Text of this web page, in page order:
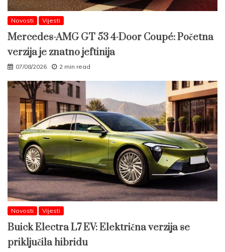
Novosti Vijesti
Mercedes-AMG GT 53 4-Door Coupé: Početna
verzija je znatno jeftinija
07/08/2026 2 min read
Novosti Vijesti
Buick Electra L7 EV: Električna verzija se
priključila hibridu